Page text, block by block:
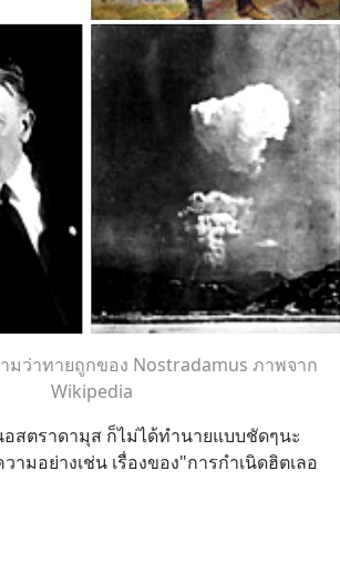
มว่าทายถูกของ Nostradamus ภาพจาก
Wikipedia
สตราดามุส ก็ไม่ได้ทำนายแบบชัดๆนะ
ามอย่างเช่น เรื่องของ"การกำเนิดฮิตเลอ